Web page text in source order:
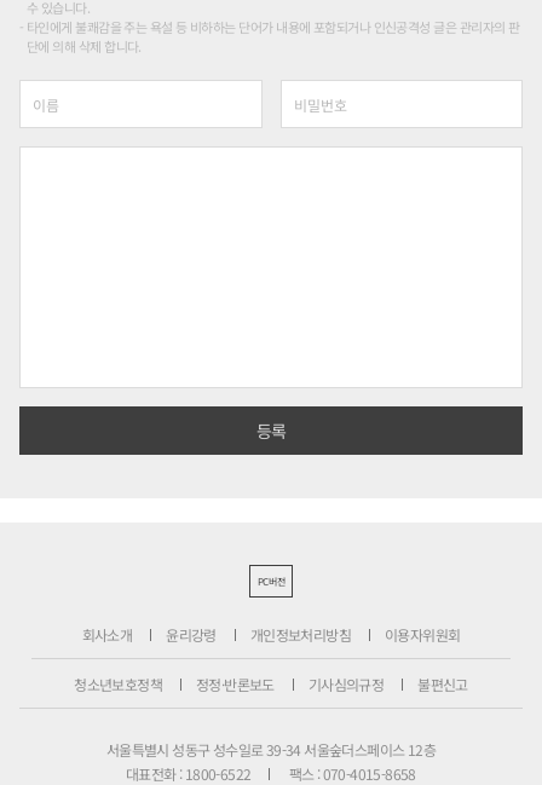
수 있습니다.
타인에게 불쾌감을 주는 욕설 등 비하하는 단어가 내용에 포함되거나 인신공격성 글은 관리자의 판
단에 의해 삭제 합니다.
PC버전
회사소개 윤리강령 개인정보처리방침 이용자위원회
청소년보호정책 정정·반론보도 기사심의규정 불편신고
서울특별시 성동구 성수일로 39-34 서울숲더스페이스 12층
대표전화 : 1800-6522
팩스 : 070-4015-8658